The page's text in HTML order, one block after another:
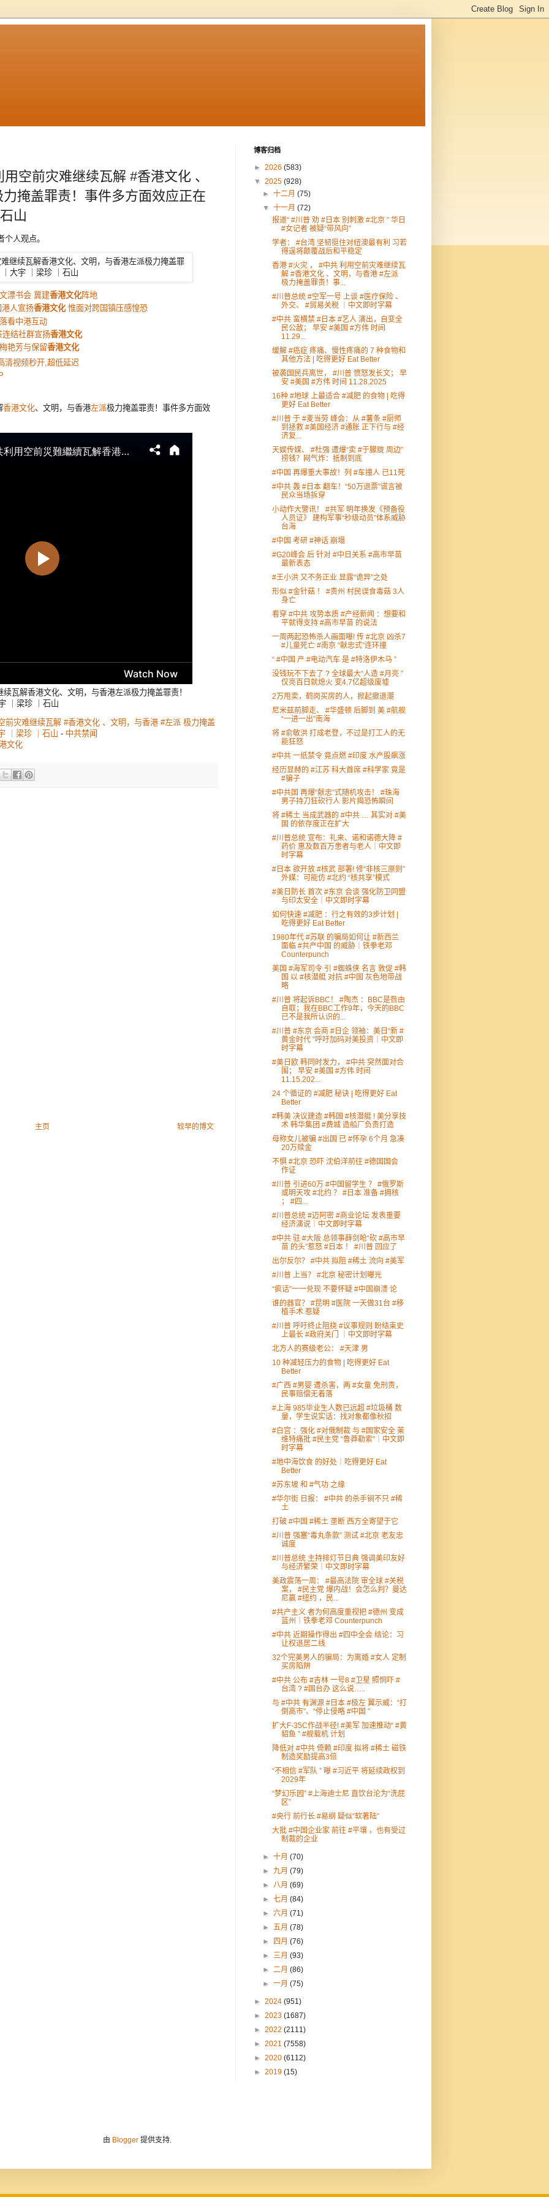
空前灾难继续瓦解 #香港文化 、
掩盖罪责！事件多方面效应正在
山
人观点。
漂书会 冀建香港文化阵地
人宣扬香港文化惟面对跨国镇压感惶恐
看中港互动
连结社群宣扬香港文化
艳芳与保留香港文化
清视频秒开,超低延迟
香港文化、文明，与香港左派极力掩盖罪责！事件多方面效
瓦解香港文化、文明，与香港左派极力掩盖罪责！
｜梁珍 ｜石山
前灾难继续瓦解 #香港文化 、文明，与香港 #左派 极力掩盖
｜梁珍 ｜石山 - 中共禁闻
文化
较早的博文
主页
博客归档
► 2026 (583)
▼ 2025 (928)
►十二月(75)
▼十一月(72)
报道“ #川普 劝 #日本 别刺激 #北京 ” 华日
#女记者 被疑“带风向”
学者： #台湾 坚韧挺住对纽澳最有利 习若
得逞将颠覆战后和平稳定
香港 #火灾 ， #中共 利用空前灾难继续瓦
解 #香港文化 、文明，与香港 #左派
极力掩盖罪责！事...
#川普总统 #空军一号 上谈 #医疗保险 、
外交、 #贸易关税 ｜中文即时字幕
#中共 蛮横禁 #日本 #艺人 演出，自变全
民公敌； 早安 #美国 #方伟 时间
11.29...
缓解 #癌症 疼痛、慢性疼痛的 7 种食物和
其他方法 | 吃得更好 Eat Better
被袭国民兵离世， #川普 愤怒发长文； 早
安 #美国 #方伟 时间 11.28.2025​⁠ ​⁠
16种 #地球 上最适合 #减肥 的食物 | 吃得
更好 Eat Better
#川普 于 #麦当劳 峰会：从 #薯条 #厨师
到拯救 #美国经济 #通胀 正下行与 #经
济复...
天娱传媒、 #杜强 遭爆“卖 #于朦胧 周边”
捞钱？网气炸：抵制到底
#中国 再爆重大事故！列 #车撞人 已11死
#中共 轰 #日本 翻车！“50万退票”谎言被
民众当场拆穿
小动作大警讯！ #共军 明年换发《预备役
人员证》 建构军事“秒级动员”体系威胁
台海
#中国 考研 #神话 崩塌
#G20峰会 后 针对 #中日关系 #高市早苗
最新表态
#王小洪 又不务正业 显露“诡异”之处
形似 #金针菇 ！ #贵州 村民误食毒菇 3人
身亡
看穿 #中共 攻势本质 #产经新闻 ：想要和
平就得支持 #高市早苗 的说法
一周两起恐怖杀人画面曝! 传 #北京 凶杀7
#儿童死亡 #南京 “献忠式”连环撞
“ #中国 产 #电动汽车 是 #特洛伊木马 ”
没钱玩不下去了 ? 全球最大“人造 #月亮 ”
仅亮百日就熄火 变4.7亿超级废墟
2万甩卖，鹤岗买房的人，掀起撤退潮
尼米兹前脚走、 #华盛顿 后脚到 美 #航舰
“一进一出”南海
将 #俞敏洪 打成老登，不过是打工人的无
能狂怒
#中共 一纸禁令 竟点燃 #印度 水产股飙涨
经历显赫的 #江苏 科大首席 #科学家 竟是
#骗子
#中共国 再爆“献忠”式随机攻击！ #珠海
男子持刀狂砍行人 影片揭恐怖瞬间
将 #稀土 当成武器的 #中共 … 其实对 #美
国 的依存度正在扩大
#川普总统 宣布：礼来、诺和诺德大降 #
药价 惠及数百万患者与老人｜中文即
时字幕
#日本 欲开放 #核武 部署! 修“非核三原则”
外媒：可能仿 #北约 “核共享”模式
#美日防长 首次 #东京 会谈 强化防卫同盟
与印太安全｜中文即时字幕
如何快速 #减肥 ：行之有效的3步计划 |
吃得更好 Eat Better
1980年代 #苏联 的骗局如何让 #新西兰
面临 #共产中国 的威胁｜铁拳老邓
Counterpunch
美国 #海军司令 引 #蜘蛛侠 名言 敦促 #韩
国 以 #核潜艇 对抗 #中国 灰色地带战
略
#川普 将起诉BBC！ #陶杰 ：BBC是咎由
自取；我在BBC工作9年，今天的BBC
已不是我所认识的...
#川普 #东京 会商 #日企 领袖：美日“新 #
黄金时代 ”呼吁加码对美投资｜中文即
时字幕
#美日欧 韩同时发力， #中共 突然面对合
围； 早安 #美国 #方伟 时间
11.15.202...
24 个循证的 #减肥 秘诀 | 吃得更好 Eat
Better
#韩美 决议建造 #韩国 #核潜艇 ! 美分享技
术 韩华集团 #费城 造船厂负责打造
母称女儿被骗 #出国 已 #怀孕 6个月 急凑
20万赎金
不惧 #北京 恐吓 沈伯洋前往 #德国国会
作证
#川普 引进60万 #中国留学生 ？ #俄罗斯
或明天攻 #北约 ？ #日本 准备 #拥核
； #四...
#川普总统 #迈阿密 #商业论坛 发表重要
经济演说｜中文即时字幕
#中共 驻 #大阪 总领事薛剑呛“砍 #高市早
苗 的头”惹怒 #日本 ！ #川普 回应了
出尔反尔？ #中共 拟阻 #稀土 流向 #美军
#川普 上当？ #北京 秘密计划曝光
“疯话”一一兑现 不要怀疑 #中国崩溃 论
谁的器官？ #昆明 #医院 一天做31台 #移
植手术 惹疑
#川普 呼吁终止阻挠 #议事规则 盼结束史
上最长 #政府关门 ｜中文即时字幕
北方人的赛级老公： #天津 男
10 种减轻压力的食物 | 吃得更好 Eat
Better
#广西 #男婴 遭杀害，两 #女童 免刑责，
民事赔偿无着落
#上海 985毕业生人数已远超 #垃圾桶 数
量，学生说实话：找对象都像秋招
#白宫 ：强化 #对俄制裁 与 #国家安全 莱
维特痛批 #民主党 “鲁莽勒索”｜中文即
时字幕
#地中海饮食 的好处｜吃得更好 Eat
Better
#苏东坡 和 #气功 之缘
#华尔街 日报： #中共 的杀手锏不只 #稀
土
打破 #中国 #稀土 垄断 西方全寄望于它
#川普 强塞“毒丸条款” 测试 #北京 老友忠
诚度
#川普总统 主持排灯节日典 强调美印友好
与经济繁荣｜中文即时字幕
美政震荡一周： #最高法院 审全球 #关税
案， #民主党 爆内战！会怎么判？曼达
尼赢 #纽约 ，民...
#共产主义 者为何高度重视把 #德州 变成
蓝州｜铁拳老邓 Counterpunch
#中共 近期操作得出 #四中全会 结论：习
让权退居二线
32个完美男人的骗局：为离婚 #女人 定制
买房陷阱
#中共 公布 #吉林 一号8 #卫星 照恫吓 #
台湾 ? #国台办 这么说…..
与 #中共 有渊源 #日本 #极左 翼示威：“打
倒高市”、“停止侵略 #中国 ”
扩大F-35C作战半径! #美军 加速推动“ #黄
貂鱼 ” #舰载机 计划
降低对 #中共 倚赖 #印度 拟将 #稀土 磁铁
制造奖励提高3倍
“不相信 #军队 ” 曝 #习近平 将延续政权到
2029年
“梦幻乐园” #上海迪士尼 直饮台沦为“洗屁
区”
#央行 前行长 #易纲 疑似“软著陆”
大批 #中国企业家 前往 #平壤 ，也有受过
制裁的企业
►十月(70)
► 九月(79)
►八月(69)
►七月(84)
►六月(71)
►五月(78)
►
四月(76)
►三月(93)
►二月(86)
►一月(75)
► 2024 (951)
► 2023 (1687)
► 2022 (2111)
► 2021 (7558)
► 2020 (6112)
► 2019 (15)
由 Blogger 提供支持.